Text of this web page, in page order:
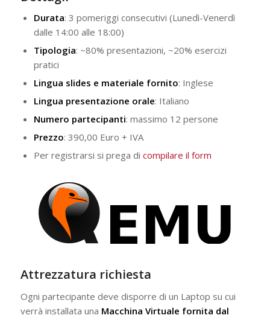
Durata: 3 pomeriggi consecutivi (Lunedì-Venerdì
dalle 14:00 alle 18:00)
Tipologia: ~80% presentazioni, ~20% esercizi
pratici
Lingua slides e materiale fornito: Inglese
Lingua presentazione orale: Italiano
Numero partecipanti: massimo 12 persone
Prezzo: 390,00 Euro + IVA
Per registrarsi si prega di compilare il form
Attrezzatura richiesta
Ogni partecipante deve disporre di un Laptop su cui
verrà installata una Macchina Virtuale fornita dal